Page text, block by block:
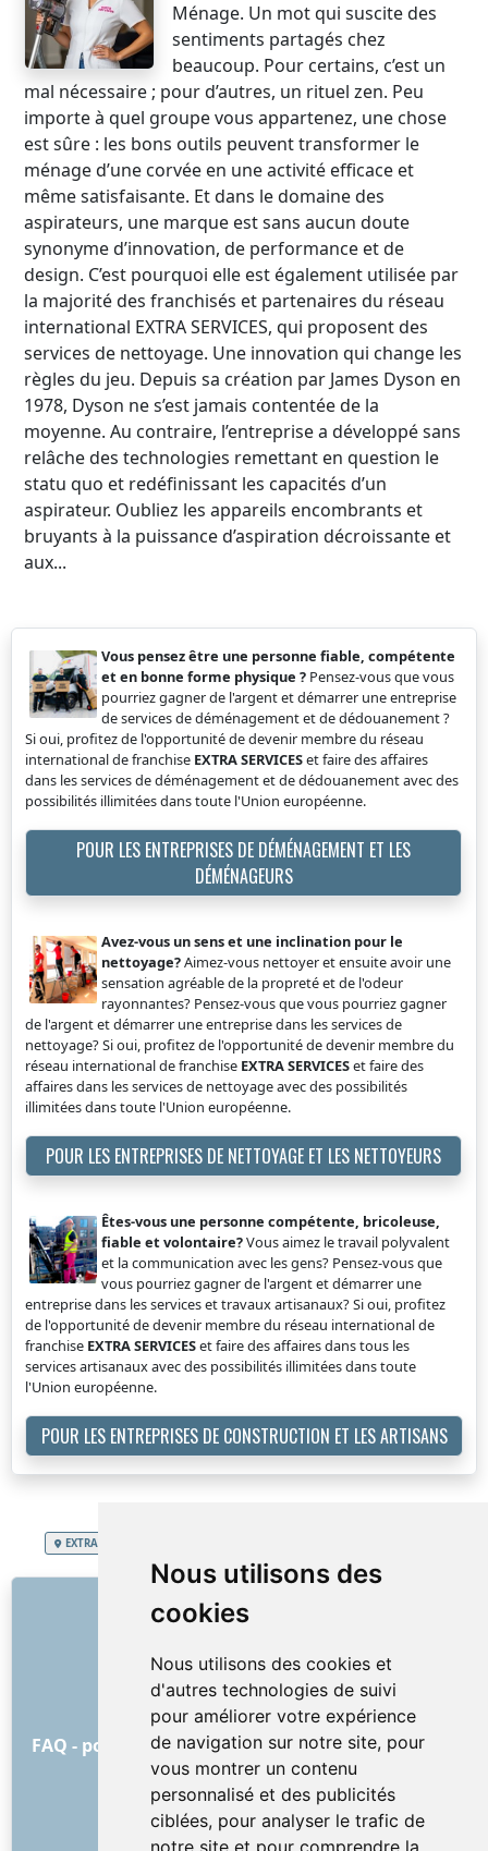
Nous utilisons des
cookies
Nous utilisons des cookies et
d'autres technologies de suivi
pour améliorer votre expérience
de navigation sur notre site, pour
vous montrer un contenu
personnalisé et des publicités
ciblées, pour analyser le trafic de
notre site et pour comprendre la
Ménage. Un mot qui suscite des
sentiments partagés chez
beaucoup. Pour certains, c’est un
mal nécessaire ; pour d’autres, un rituel zen. Peu
importe à quel groupe vous appartenez, une chose
est sûre : les bons outils peuvent transformer le
ménage d’une corvée en une activité efficace et
même satisfaisante. Et dans le domaine des
aspirateurs, une marque est sans aucun doute
synonyme d’innovation, de performance et de
design. C’est pourquoi elle est également utilisée par
la majorité des franchisés et partenaires du réseau
international EXTRA SERVICES, qui proposent des
services de nettoyage. Une innovation qui change les
règles du jeu. Depuis sa création par James Dyson en
1978, Dyson ne s’est jamais contentée de la
moyenne. Au contraire, l’entreprise a développé sans
relâche des technologies remettant en question le
statu quo et redéfinissant les capacités d’un
aspirateur. Oubliez les appareils encombrants et
bruyants à la puissance d’aspiration décroissante et
aux...
Vous pensez être une personne fiable, compétente
et en bonne forme physique ? Pensez-vous que vous
pourriez gagner de l'argent et démarrer une entreprise
de services de déménagement et de dédouanement ?
Si oui, profitez de l'opportunité de devenir membre du réseau
international de franchise EXTRA SERVICESet faire des affaires
dans les services de déménagement et de dédouanement avec des
possibilités illimitées dans toute l'Union européenne.
POUR LES ENTREPRISES DE DÉMÉNAGEMENT ET LES
DÉMÉNAGEURS
Avez-vous un sens et une inclination pour le
nettoyage?Aimez-vous nettoyer et ensuite avoir une
sensation agréable de la propreté et de l'odeur
rayonnantes? Pensez-vous que vous pourriez gagner
de l'argent et démarrer une entreprise dans les services de
nettoyage? Si oui, profitez de l'opportunité de devenir membre du
réseau international de franchise EXTRA SERVICESet faire des
affaires dans les services de nettoyage avec des possibilités
illimitées dans toute l'Union européenne.
POUR LES ENTREPRISES DE NETTOYAGE ET LES NETTOYEURS
Êtes-vous une personne compétente, bricoleuse,
fiable et volontaire?Vous aimez le travail polyvalent
et la communication avec les gens? Pensez-vous que
vous pourriez gagner de l'argent et démarrer une
entreprise dans les services et travaux artisanaux? Si oui, profitez
de l'opportunité de devenir membre du réseau international de
franchise EXTRA SERVICESet faire des affaires dans tous les
services artisanaux avec des possibilités illimitées dans toute
l'Union européenne.
POUR LES ENTREPRISES DE CONSTRUCTION ET LES ARTISANS
EXTRA SERVICES
LIENS
Comment tout a commencé
Liste de prix
Conditions Générales
FAQ - pour les clients FAQ - pour les prestataires
Publicité et marketing
Blog
Contact